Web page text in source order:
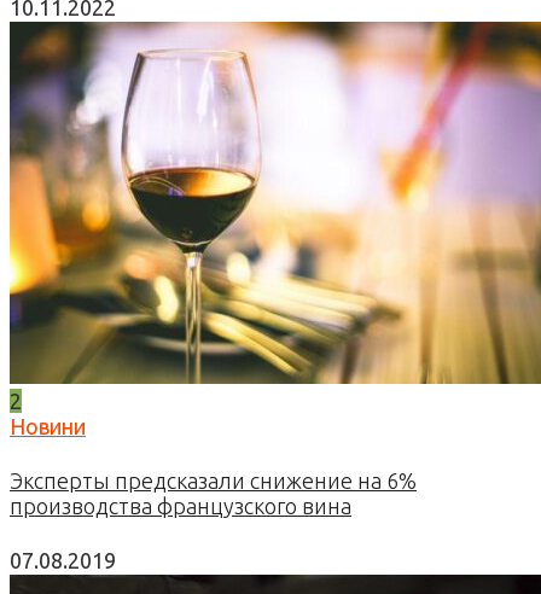
10.11.2022
2
Новини
Эксперты предсказали снижение на 6%
производства французского вина
07.08.2019